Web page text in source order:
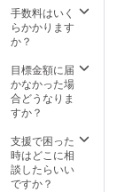
2個 陰
謀カー
ド
武器
カー
ド
10枚
書
28枚 市
民カー
手数料はいく
らかかります
か？
目標金額に届
かなかった場
合どうなりま
すか？
支援で困った
時はどこに相
談したらいい
ですか？